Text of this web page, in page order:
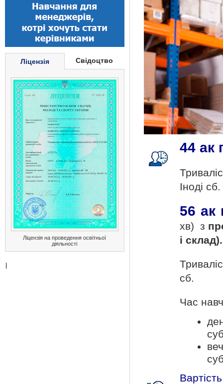
Ліцензія Свідоцтво
Ліцензія на проведення освітньої
діяльності
44 ак
Іноді сб.
56 ак
хв) з
і склад).
сб.
Час